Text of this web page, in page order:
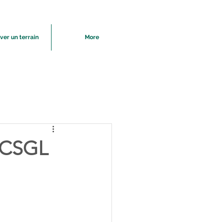
un terrain More